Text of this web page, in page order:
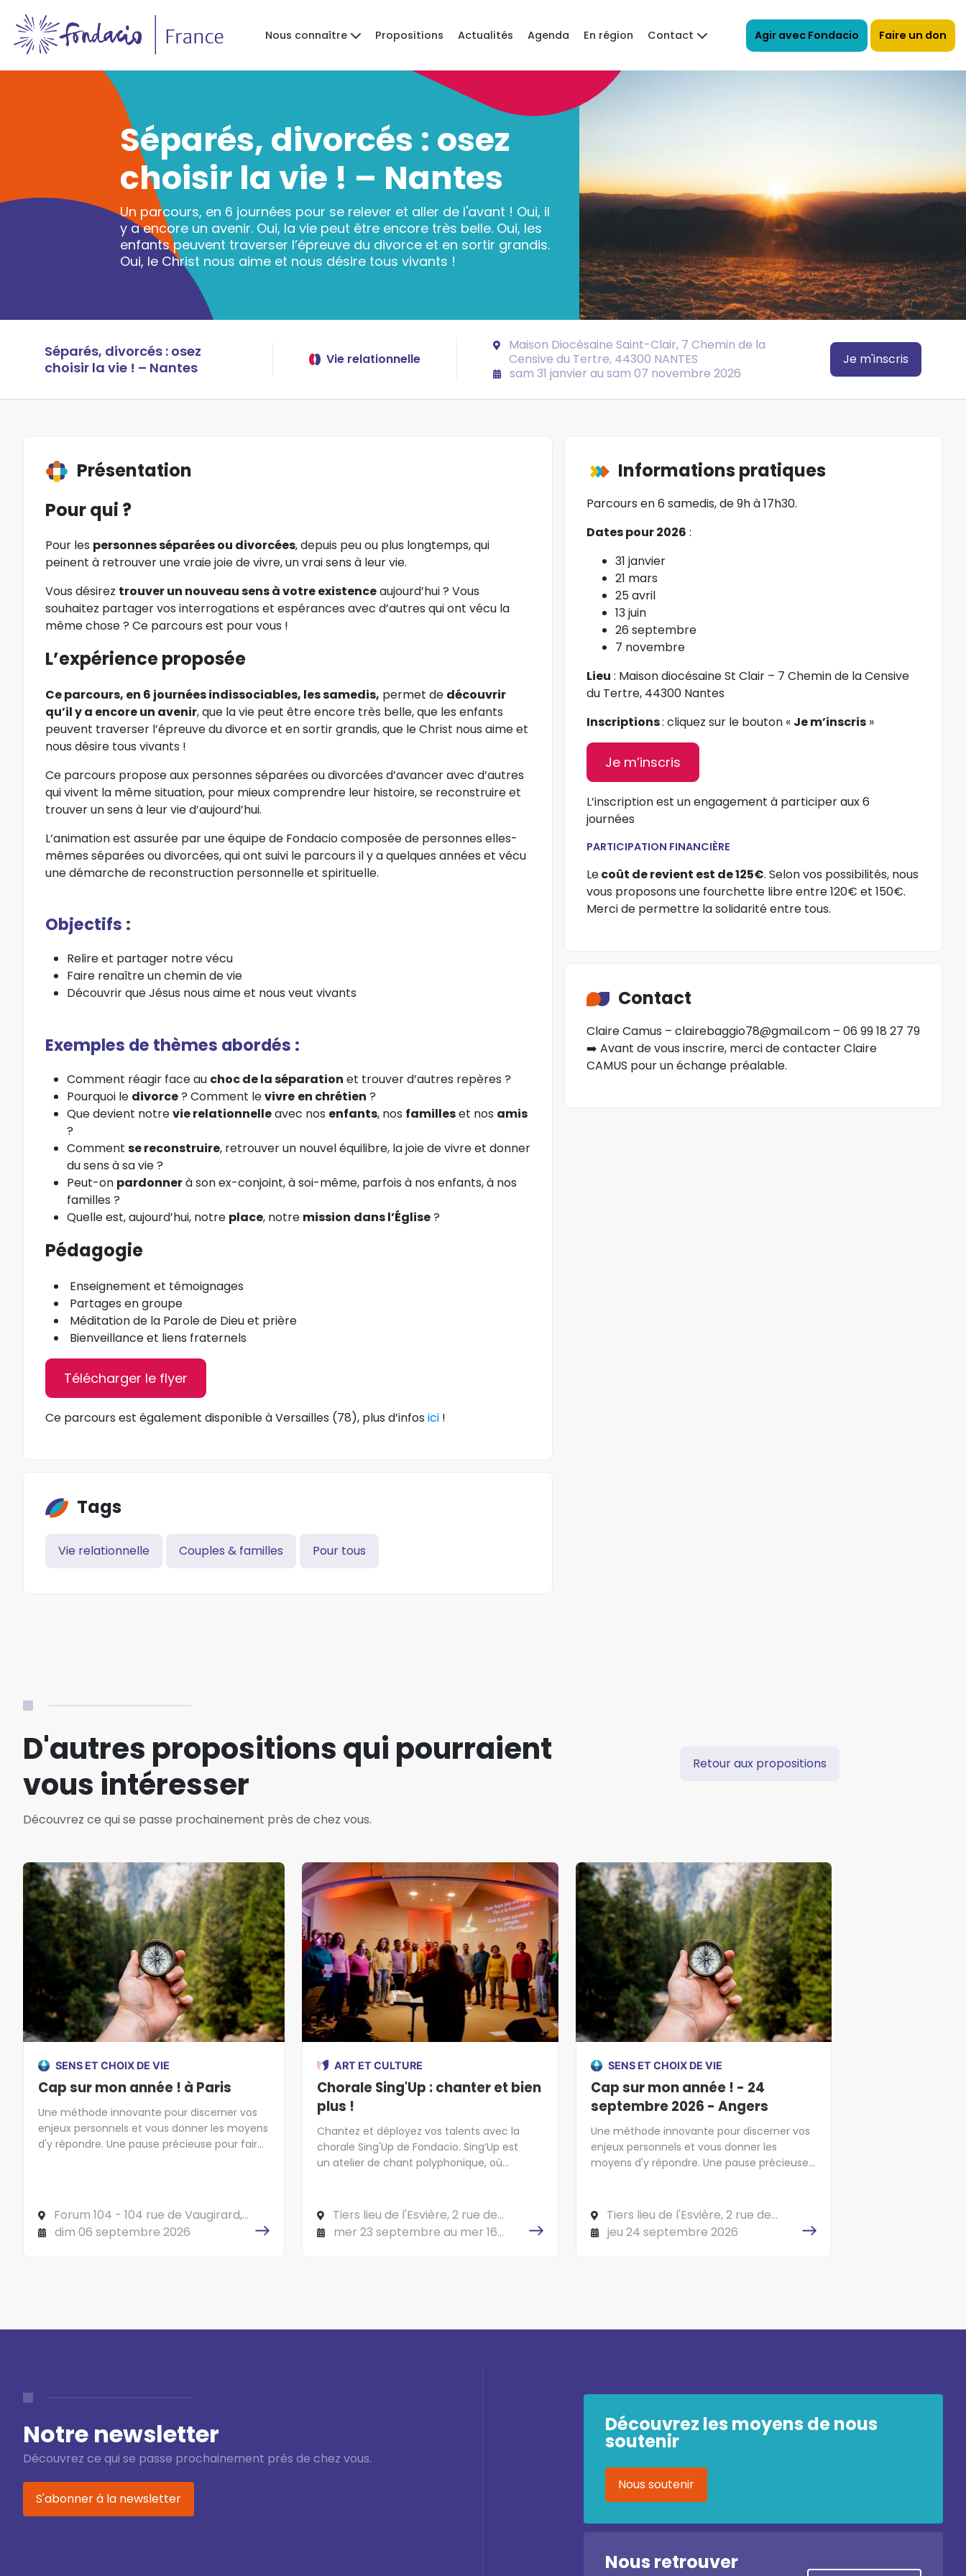
Nous connaître Propositions Actualités Agenda En région Contact Agir avec Fondacio Faire un don
Séparés, divorcés : osez
choisir la vie ! – Nantes
Un parcours, en 6 journées pour se relever et aller de l'avant ! Oui, il
y a encore un avenir. Oui, la vie peut être encore très belle. Oui, les
enfants peuvent traverser l’épreuve du divorce et en sortir grandis.
Oui, le Christ nous aime et nous désire tous vivants !
Séparés, divorcés : osez
choisir la vie ! – Nantes
Vie relationnelle
Maison Diocésaine Saint-Clair, 7 Chemin de la
Censive du Tertre, 44300 NANTES
sam 31 janvier au sam 07 novembre 2026
Je m'inscris
Présentation
Pour qui ?
Pour les personnes séparées ou divorcées, depuis peu ou plus longtemps, qui
peinent à retrouver une vraie joie de vivre, un vrai sens à leur vie.
Vous désirez trouver un nouveau sens à votre existenceaujourd’hui ? Vous
souhaitez partager vos interrogations et espérances avec d’autres qui ont vécu la
même chose ? Ce parcours est pour vous !
L’expérience proposée
Ce parcours, en 6 journées indissociables, les samedis, permet de découvrir
qu’il y a encore un avenir, que la vie peut être encore très belle, que les enfants
peuvent traverser l’épreuve du divorce et en sortir grandis, que le Christ nous aime et
nous désire tous vivants !
Ce parcours propose aux personnes séparées ou divorcées d’avancer avec d’autres
qui vivent la même situation, pour mieux comprendre leur histoire, se reconstruire et
trouver un sens à leur vie d’aujourd’hui.
L’animation est assurée par une équipe de Fondacio composée de personnes elles-
mêmes séparées ou divorcées, qui ont suivi le parcours il y a quelques années et vécu
une démarche de reconstruction personnelle et spirituelle.
Objectifs :
Relire et partager notre vécu
Faire renaître un chemin de vie
Découvrir que Jésus nous aime et nous veut vivants
Exemples de thèmes abordés :
Comment réagir face au choc de la séparation et trouver d’autres repères ?
Pourquoi le divorce? Comment levivre en chrétien ?
Que devient notrevie relationnelleavec nos enfants, nos familleset nos amis
?
Comment se reconstruire, retrouver un nouvel équilibre, la joie de vivre et donner
du sens à sa vie ?
Peut-on pardonnerà son ex-conjoint, à soi-même, parfois à nos enfants, à nos
familles ?
Quelle est, aujourd’hui, notre place, notre mission dans l’Église?
Pédagogie
Enseignement et témoignages
Partages en groupe
Méditation de la Parole de Dieu et prière
Bienveillance et liens fraternels
Télécharger le flyer
Ce parcours est également disponible à Versailles (78), plus d’infos ici !
Tags
Vie relationnelle Couples & familles Pour tous
Informations pratiques
Parcours en 6 samedis, de 9h à 17h30.
Dates pour 2026 :
31 janvier
21 mars
25 avril
13 juin
26 septembre
7 novembre
Lieu : Maison diocésaine St Clair – 7 Chemin de la Censive
du Tertre, 44300 Nantes
Inscriptions: cliquez sur le bouton « Je m’inscris »
Je m’inscris
L’inscription est un engagement à participer aux 6
journées
PARTICIPATION FINANCIÈRE
Lecoût de revient est de 125€. Selon vos possibilités, nous
vous proposons une fourchette libre entre 120€ et 150€.
Merci de permettre la solidarité entre tous.
Contact
Claire Camus –clairebaggio78@gmail.com – 06 99 18 27 79
➡️ Avant de vous inscrire, merci de contacter Claire
CAMUS pour un échange préalable.
D'autres propositions qui pourraient
vous intéresser
Découvrez ce qui se passe prochainement près de chez vous.
Retour aux propositions
SENS ET CHOIX DE VIE
Cap sur mon année ! à Paris
Une méthode innovante pour discerner vos
enjeux personnels et vous donner les moyens
d'y répondre. Une pause précieuse pour faire
Forum 104 - 104 rue de Vaugirard,
75006 PARIS
dim 06 septembre 2026
ART ET CULTURE
Chorale Sing'Up : chanter et bien
plus !
Chantez et déployez vos talents avec la
chorale Sing'Up de Fondacio. Sing’Up est
un atelier de chant polyphonique, où
d’atteindre une complémentarité vocale
pour que le chant sonne harmonieusement.
Tiers lieu de l'Esvière, 2 rue de
l'Esvière, 49000 ANGERS
mer 23 septembre au mer 16
SENS ET CHOIX DE VIE
Cap sur mon année ! - 24
septembre 2026 - Angers
Une méthode innovante pour discerner vos
enjeux personnels et vous donner les
moyens d'y répondre. Une pause précieuse
Tiers lieu de l'Esvière, 2 rue de
l'Esvière, 49000 ANGERS
jeu 24 septembre 2026
Notre newsletter
Découvrez ce qui se passe prochainement près de chez vous.
S'abonner à la newsletter
Découvrez les moyens de nous
soutenir
Nous soutenir
Nous retrouver